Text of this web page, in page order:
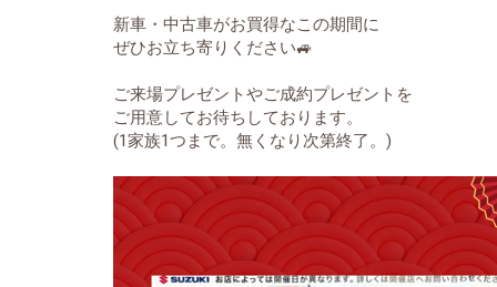
新車・中古車がお買得なこの期間に
ぜひお立ち寄りください🚙
ご来場プレゼントやご成約プレゼントを
ご用意してお待ちしております。
(1家族1つまで。無くなり次第終了。)